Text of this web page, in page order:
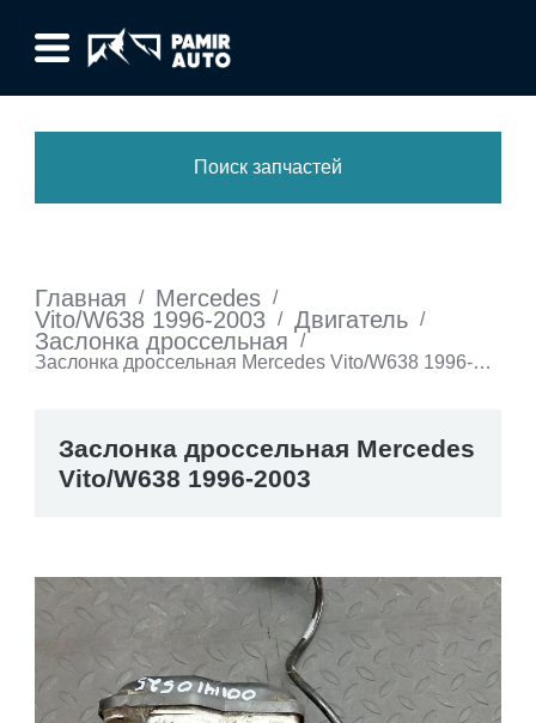
Поиск запчастей
Главная / Mercedes /
Vito/W638 1996-2003 / Двигатель /
Заслонка дроссельная
/
Заслонка дроссельная Mercedes Vito/W638 1996-
Заслонка дроссельная Mercedes
Vito/W638 1996-2003